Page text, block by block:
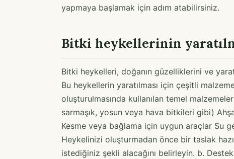
yapmaya başlamak için adım atabilirsiniz.
Bitki heykellerinin
Bitki heykelleri, doğanın güzelliklerini ve
Bu heykellerin yaratılması için çeşitli
oluşturulmasında kullanılan temel
sarmaşık, yosun veya hava bitkileri gibi)
Kesme veya bağlama için uygun araçlar Su
Heykelinizi oluşturmadan önce bir taslak
istediğiniz şekli alacağını belirleyin. b.